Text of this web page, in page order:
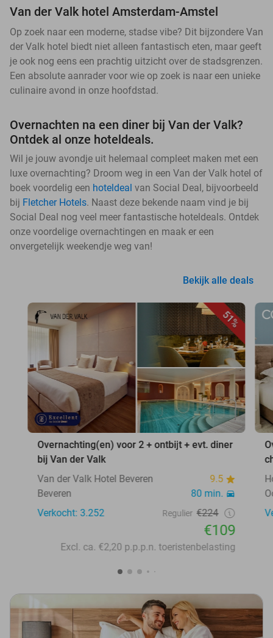
Van der Valk hotel Amsterdam-Amstel
Op zoek naar een moderne, stadse vibe? Dit bijzondere Van
der Valk hotel biedt niet alleen fantastisch eten, maar geeft
je ook nog eens een prachtig uitzicht over de stadsgrenzen.
Een absolute aanrader voor wie op zoek is naar een unieke
culinaire avond in onze hoofdstad.
Overnachten na een diner bij Van der Valk?
Ontdek al onze hoteldeals.
Wil je jouw avondje uit helemaal compleet maken met een
luxe overnachting? Droom weg in een Van der Valk hotel of
boek voordelig een hoteldeal van Social Deal, bijvoorbeeld
bij Fletcher Hotels. Naast deze bekende naam vind je bij
Social Deal nog veel meer fantastische hoteldeals. Ontdek
onze voordelige overnachtingen en maak er een
onvergetelijk weekendje weg van!
Bekijk alle deals
51%
Overnachting(en) voor 2 + ontbijt + evt. diner
bij Van der Valk
Van der Valk Hotel Beveren
9.5
Beveren
80 min.
Verkocht: 3.252
Regulier €224
€109
Excl. ca. €2,20 p.p.p.n. toeristenbelasting